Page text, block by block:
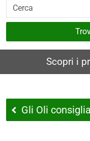
Scopri i
muscoli
Gli Oli